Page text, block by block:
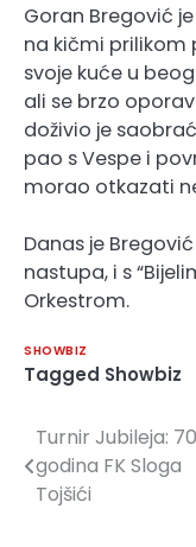
Goran Bregović
na kičmi prilikom
svoje kuće u
ali se brzo
doživio je
pao s Vespe i
morao otkazati
Danas je
nastupa, i s
Orkestrom.
SHOWBIZ
Tagged Showbiz
Navigacija
članaka
Turnir Jubileja: 70
godina FK Sloga
Tojšići